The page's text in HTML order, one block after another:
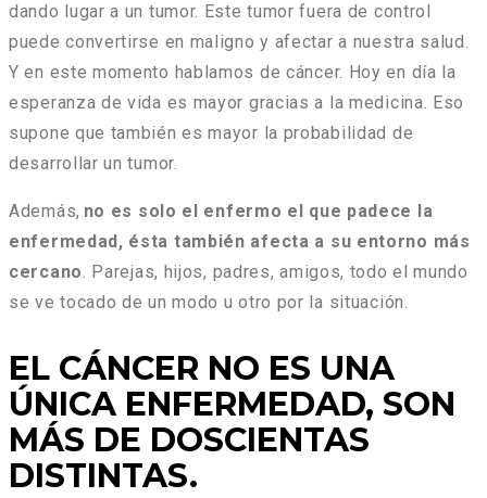
dando lugar a un tumor. Este tumor fuera de control
puede convertirse en maligno y afectar a nuestra salud.
Y en este momento hablamos de cáncer. Hoy en día la
esperanza de vida es mayor gracias a la medicina. Eso
supone que también es mayor la probabilidad de
desarrollar un tumor.
Además, no es solo el enfermo el que padece la
enfermedad, ésta también afecta a su entorno más
cercano. Parejas, hijos, padres, amigos, todo el mundo
se ve tocado de un modo u otro por la situación.
EL CÁNCER NO ES UNA
ÚNICA ENFERMEDAD, SON
MÁS DE DOSCIENTAS
DISTINTAS.